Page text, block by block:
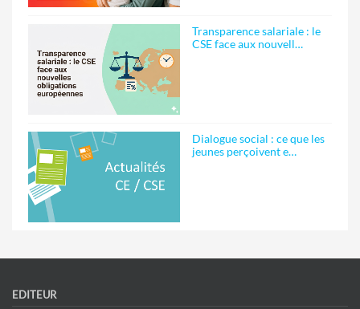
Transparence salariale : le
CSE face aux nouvell…
Dialogue social : ce que les
jeunes perçoivent e…
EDITEUR